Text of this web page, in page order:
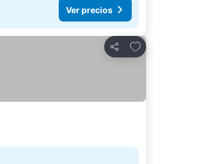
Ver precios
Compartir
Agregar a favoritos